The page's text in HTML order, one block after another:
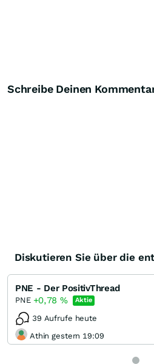
Schreibe Deinen
Diskutieren Sie über die
PNE - Der PositivThread
PNE +0,78 % Aktie
39 Aufrufe heute
Athin gestern 19:09